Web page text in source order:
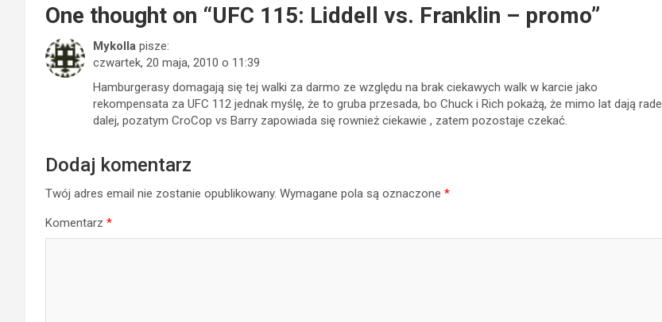
One thought on “UFC 115: Liddell vs. Franklin – promo”
Mykolla pisze:
czwartek, 20 maja, 2010 o 11:39
Hamburgerasy domagają się tej walki za darmo ze względu na brak ciekawych walk w karcie jako
rekompensata za UFC 112 jednak myślę, że to gruba przesada, bo Chuck i Rich pokażą, że mimo lat dają rade
dalej, pozatym CroCop vs Barry zapowiada się rownież ciekawie , zatem pozostaje czekać.
Dodaj komentarz
Twój adres email nie zostanie opublikowany. Wymagane pola są oznaczone *
Komentarz *